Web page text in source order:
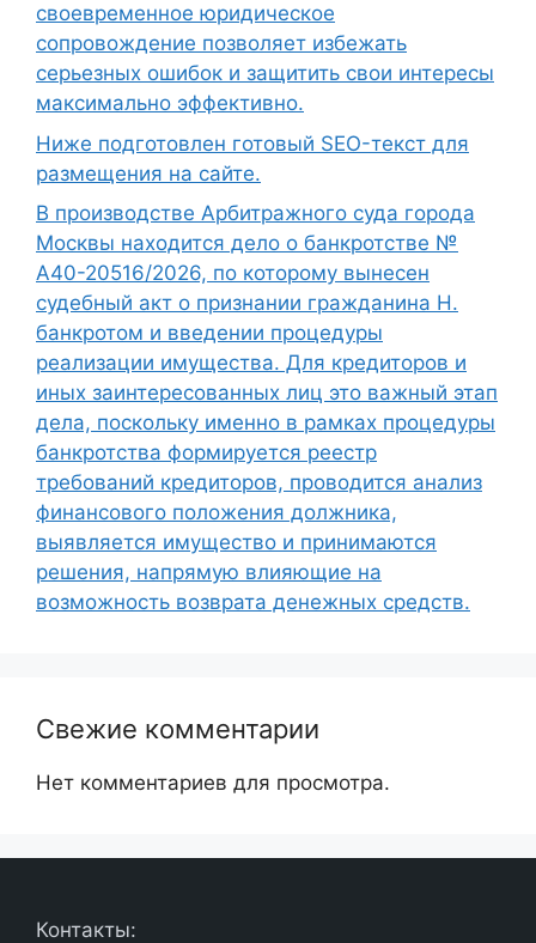
своевременное юридическое
сопровождение позволяет избежать
серьезных ошибок и защитить свои интересы
максимально эффективно.
Ниже подготовлен готовый SEO-текст для
размещения на сайте.
В производстве Арбитражного суда города
Москвы находится дело о банкротстве №
А40-20516/2026, по которому вынесен
судебный акт о признании гражданина Н.
банкротом и введении процедуры
реализации имущества. Для кредиторов и
иных заинтересованных лиц это важный этап
дела, поскольку именно в рамках процедуры
банкротства формируется реестр
требований кредиторов, проводится анализ
финансового положения должника,
выявляется имущество и принимаются
решения, напрямую влияющие на
возможность возврата денежных средств.
Свежие комментарии
Нет комментариев для просмотра.
Контакты: